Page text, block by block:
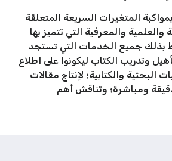
المتغيرات السريعة المتعلقة
والعلمية والمعرفية التي تتميز بها
بذلك جميع الخدمات التي تستجد
وتدريب الكتاب ليكونوا على اطلاع
البحثية والكتابية؛ لإنتاج مقالات
ومباشرة؛ وتناقش أهم